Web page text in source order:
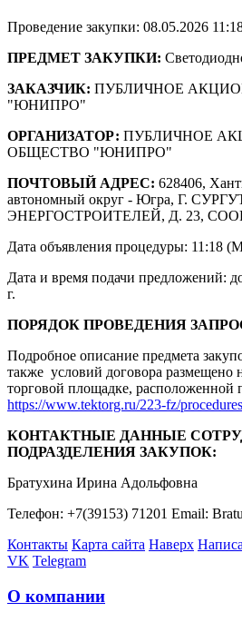
Проведение закупки: 08.05.2026
ПРЕДМЕТ ЗАКУПКИ:
ЗАКАЗЧИК: ПУБЛИЧНОЕ
"ЮНИПРО"
ОРГАНИЗАТОР: ПУБЛИЧНОЕ
ОБЩЕСТВО "ЮНИПРО"
ПОЧТОВЫЙ АДРЕС: 628406,
автономный округ - Югра, Г.
ЭНЕРГОСТРОИТЕЛЕЙ, Д. 23,
Дата объявления процедуры: 11:18
Дата и время подачи предложений:
г.
ПОРЯДОК ПРОВЕДЕНИЯ
Подробное описание предмета
также условий договора размещено
торговой площадке, расположенной
https://www.tektorg.ru/223-fz/
КОНТАКТНЫЕ ДАННЫЕ
ПОДРАЗДЕЛЕНИЯ ЗАКУПОК:
Братухина Ирина Адольфовна
Телефон: +7(39153) 71201 Email:
Контакты Карта сайта Наверх
VK Telegram
О компании